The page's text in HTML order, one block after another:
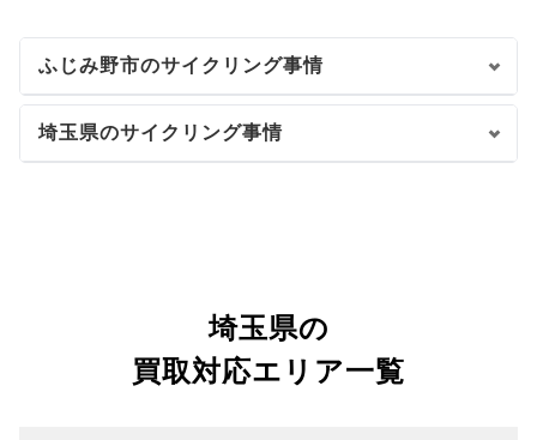
ふじみ野市のサイクリング事情
埼玉県のサイクリング事情
埼玉県の
買取対応エリア一覧